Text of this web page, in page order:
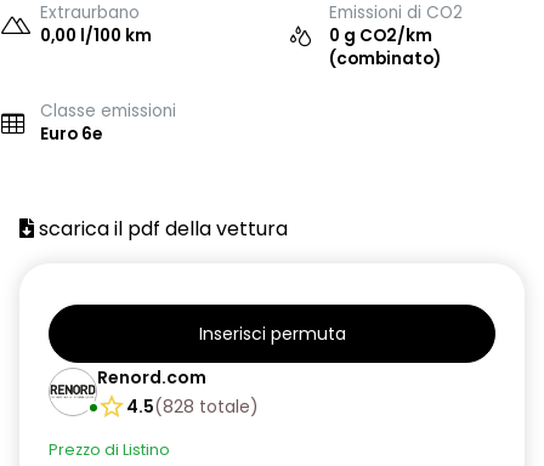
Extraurbano
0,00 l/100 km
Emissioni di CO2
0 g CO2/km
(combinato)
Classe emissioni
Euro 6e
scarica il pdf della vettura
Inserisci permuta
Renord.com
4.5(828 totale)
Prezzo di Listino